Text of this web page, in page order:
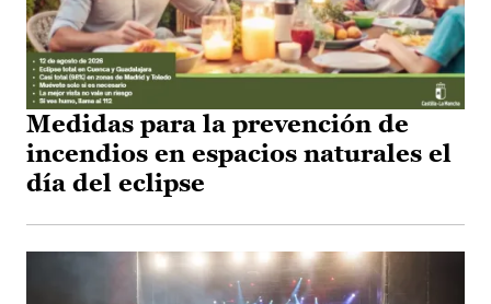
Medidas para la prevención de
incendios en espacios naturales el
día del eclipse